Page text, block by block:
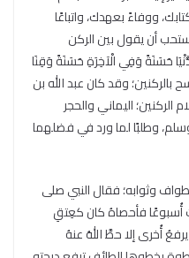
ووفاءً بعهدك، واتباعًا
أن يقول بين الركن
حَسَنَةً وَفِي الْآخِرَةِ حَسَنَةً وَقِنَا
بالركنين؛ وقد كان عبد الله بن
اليماني والحجر
وسلم، وطلبًا لما ورد في فضلهما
وثوابه؛ فقال النبي صلى
أُسبوعًا فأحصاهُ كان كعِتقِ
أُخرى إلا حطَّ اللهُ عنهُ